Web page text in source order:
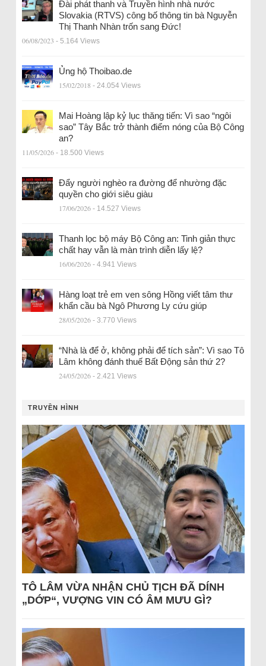
Đài phát thanh và Truyền hình nhà nước
Slovakia (RTVS) công bố thông tin bà Nguyễn
Thị Thanh Nhàn trốn sang Đức!
06/08/2023 - 5.164 Views
Ủng hộ Thoibao.de
15/02/2018 - 24.054 Views
Mai Hoàng lập kỷ lục thăng tiến: Vì sao “ngôi
sao” Tây Bắc trở thành điểm nóng của Bộ Công
an?
11/05/2026 - 18.500 Views
Đẩy người nghèo ra đường để nhường đặc
quyền cho giới siêu giàu
17/06/2026 - 14.527 Views
Thanh lọc bộ máy Bộ Công an: Tinh giản thực
chất hay vẫn là màn trình diễn lấy lệ?
16/06/2026 - 4.941 Views
Hàng loạt trẻ em ven sông Hồng viết tâm thư
khẩn cầu bà Ngô Phương Ly cứu giúp
28/05/2026 - 3.770 Views
“Nhà là để ở, không phải để tích sản”: Vì sao Tô
Lâm không đánh thuế Bất Động sản thứ 2?
24/05/2026 - 2.421 Views
TRUYỀN HÌNH
TÔ LÂM VỪA NHẬN CHỦ TỊCH ĐÃ DÍNH
„DỚP“, VƯỢNG VIN CÓ ÂM MƯU GÌ?